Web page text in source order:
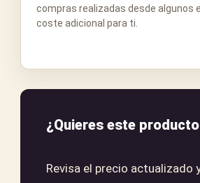
compras realizadas desde algunos
coste adicional para ti.
¿Quieres este
Revisa el precio actualizado